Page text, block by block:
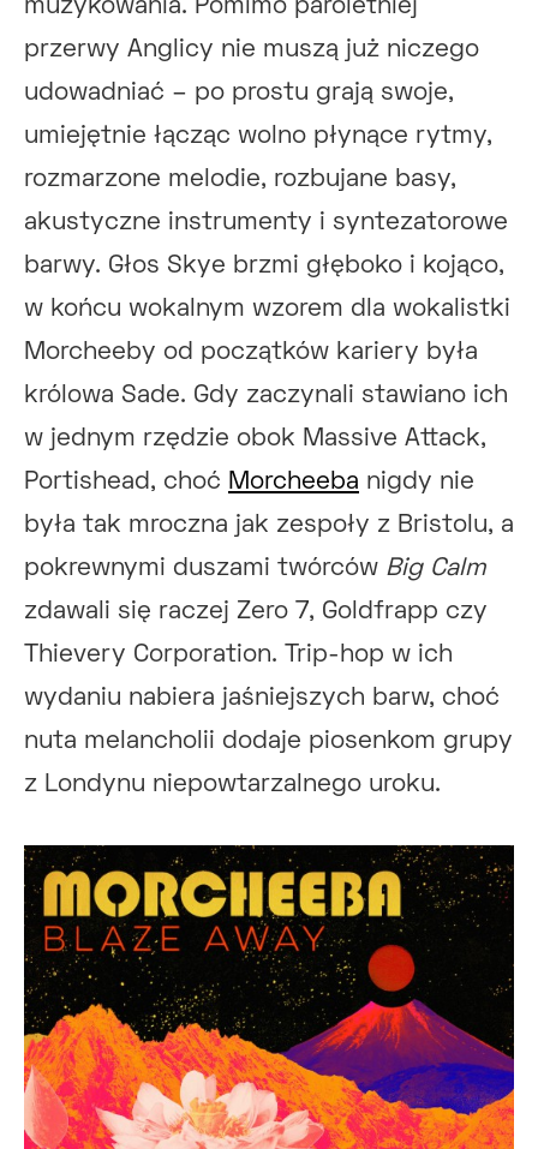
muzykowania. Pomimo paroletniej
przerwy Anglicy nie muszą już niczego
udowadniać – po prostu grają swoje,
umiejętnie łącząc wolno płynące rytmy,
rozmarzone melodie, rozbujane basy,
akustyczne instrumenty i syntezatorowe
barwy. Głos Skye brzmi głęboko i kojąco,
w końcu wokalnym wzorem dla wokalistki
Morcheeby od początków kariery była
królowa Sade. Gdy zaczynali stawiano ich
w jednym rzędzie obok Massive Attack,
Portishead, choć Morcheeba nigdy nie
była tak mroczna jak zespoły z Bristolu, a
pokrewnymi duszami twórców Big Calm
zdawali się raczej Zero 7, Goldfrapp czy
Thievery Corporation. Trip-hop w ich
wydaniu nabiera jaśniejszych barw, choć
nuta melancholii dodaje piosenkom grupy
z Londynu niepowtarzalnego uroku.